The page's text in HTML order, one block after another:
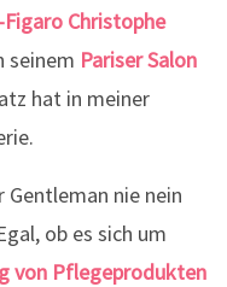
Christophe
seinem Pariser Salon
hat in meiner
nie nein
ob es sich um
von Pflegeprodukten